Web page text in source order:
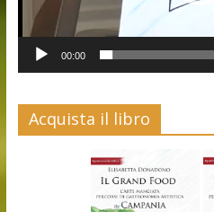
00:00
Acquista il libro